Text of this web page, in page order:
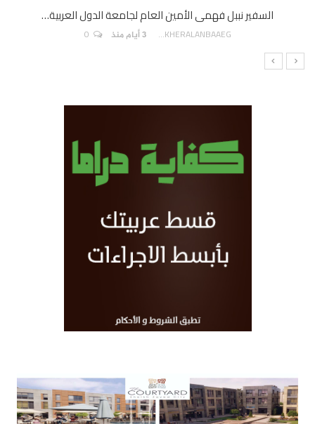
السفير نببل فهمى الأمين العام لجامعة الدول العربية…
AKHERALANBAAEG 3 أيام منذ